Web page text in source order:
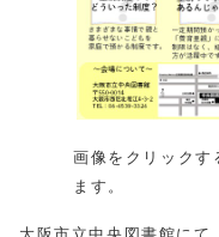
画像をクリックす
ます。